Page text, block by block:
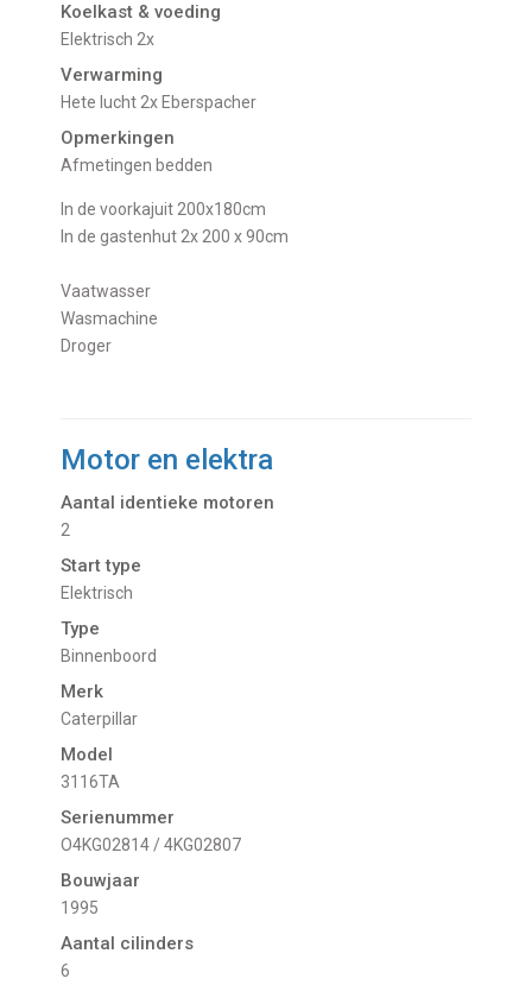
Koelkast & voeding
Elektrisch 2x
Verwarming
Hete lucht 2x Eberspacher
Opmerkingen
Afmetingen bedden
In de voorkajuit 200x180cm
In de gastenhut 2x 200 x 90cm
Vaatwasser
Wasmachine
Droger
Motor en elektra
Aantal identieke motoren
2
Start type
Elektrisch
Type
Binnenboord
Merk
Caterpillar
Model
3116TA
Serienummer
O4KG02814 / 4KG02807
Bouwjaar
1995
Aantal cilinders
6